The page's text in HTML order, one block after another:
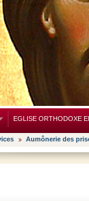
EGLISE ORTHODOXE
Aumônerie des